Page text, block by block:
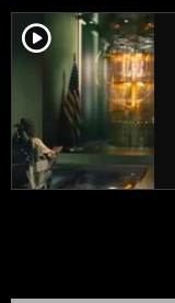
player2